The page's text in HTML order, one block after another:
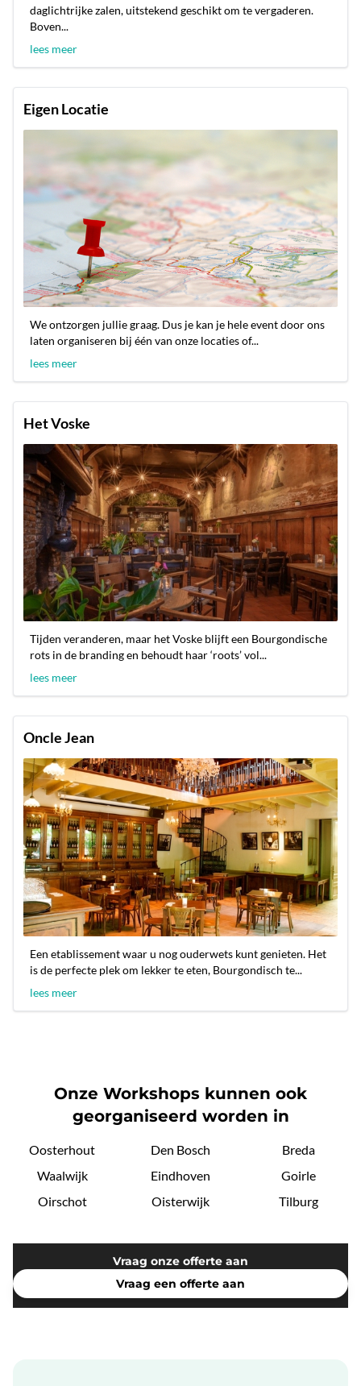
daglichtrijke zalen, uitstekend geschikt om te vergaderen.
Boven...
lees meer
Eigen Locatie
We ontzorgen jullie graag. Dus je kan je hele event door ons
laten organiseren bij één van onze locaties of...
lees meer
Het Voske
Tijden veranderen, maar het Voske blijft een Bourgondische
rots in de branding en behoudt haar ‘roots’ vol...
lees meer
Oncle Jean
Een etablissement waar u nog ouderwets kunt genieten. Het
is de perfecte plek om lekker te eten, Bourgondisch te...
lees meer
Onze Workshops kunnen ook
georganiseerd worden in
Oosterhout Den Bosch
Breda
Waalwijk
Eindhoven
Goirle
Oirschot
Oisterwijk Tilburg
Vraag onze offerte aan
Vraag een offerte aan